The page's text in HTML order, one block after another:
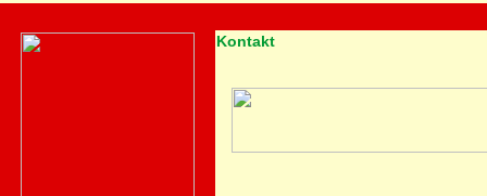
Kontakt